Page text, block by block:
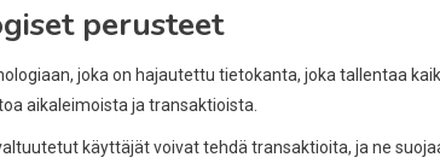
perusteet
joka on hajautettu tietokanta, joka tallentaa
aikaleimoista ja transaktioista.
käyttäjät voivat tehdä transaktioita, ja ne